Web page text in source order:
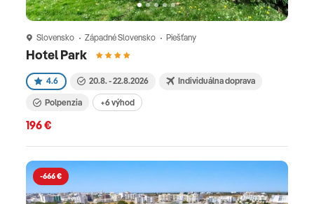
Slovensko Západné Slovensko Piešťany
Hotel Park
4.6 20.8. - 22.8.2026 Individuálna doprava
Polpenzia +6 výhod
196 €
-666 €